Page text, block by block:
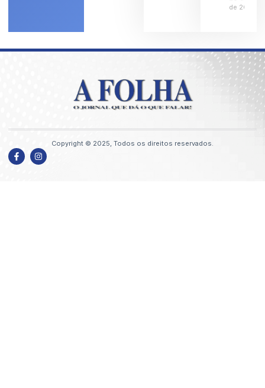
de 2026
Copyright © 2025, Todos os direitos reservados.